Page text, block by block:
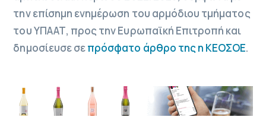
την επίσημη ενημέρωση του αρμόδιου τμήματος
του ΥΠΑΑΤ, προς την Ευρωπαϊκή Επιτροπή και
δημοσίευσε σεπρόσφατο άρθρο της η ΚΕΟΣΟΕ.